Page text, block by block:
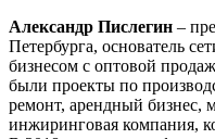
Александр Пислегин –
Петербурга, основатель
бизнесом с оптовой
были проекты по
ремонт, арендный бизнес,
инжиринговая компания,